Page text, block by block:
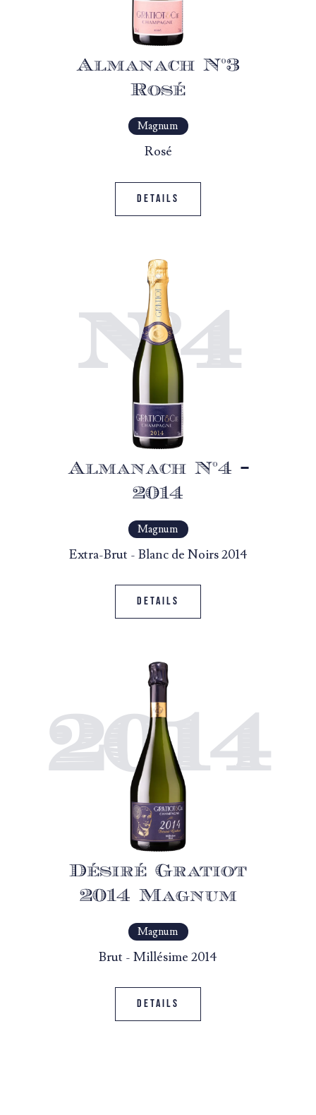
Almanach N°3
Rosé
Magnum
Rosé
Details
N°4
Almanach N°4 –
2014
Magnum
Extra-Brut - Blanc de Noirs 2014
Details
2014
Désiré Gratiot
2014 Magnum
Magnum
Brut - Millésime 2014
Details